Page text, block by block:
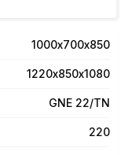
1000х700х850
1220х850х1080
GNE 22/TN
220